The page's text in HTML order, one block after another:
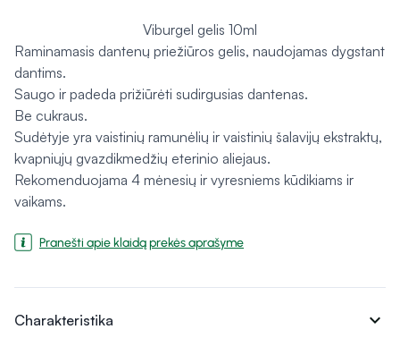
Viburgel gelis 10ml
Raminamasis dantenų priežiūros gelis, naudojamas dygstant
dantims.
Saugo ir padeda prižiūrėti sudirgusias dantenas.
Be cukraus.
Sudėtyje yra vaistinių ramunėlių ir vaistinių šalavijų ekstraktų,
kvapniųjų gvazdikmedžių eterinio aliejaus.
Rekomenduojama 4 mėnesių ir vyresniems kūdikiams ir
vaikams.
Pranešti apie klaidą prekės aprašyme
Charakteristika expand_more